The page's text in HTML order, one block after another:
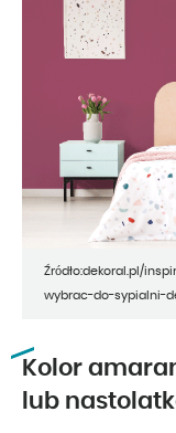
Źródło:dekoral.pl/
wybrac-do-sypialni-
Kolor
lub